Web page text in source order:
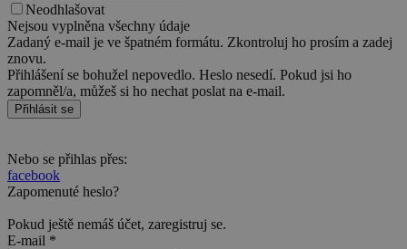
Neodhlašovat
Nejsou vyplněna všechny údaje
Zadaný e-mail je ve špatném formátu. Zkontroluj ho prosím a zadej
znovu.
Přihlášení se bohužel nepovedlo. Heslo nesedí. Pokud jsi ho
zapomněl/a, můžeš si ho nechat poslat na e-mail.
Přihlásit se
Nebo se přihlas přes:
facebook
Zapomenuté heslo?
Pokud ještě nemáš účet, zaregistruj se.
E-mail *